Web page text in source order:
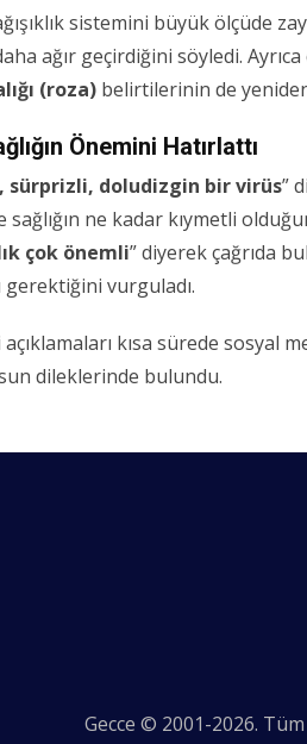
sistemini büyük ölçüde
ağır geçirdiğini söyledi.
(roza) belirtilerinin de
Önemini Hatırlattı
sürprizli, doludizgin bir virüs”
sağlığın ne kadar kıymetli
çok önemli” diyerek çağrıda
vurguladı.
kısa sürede sosyal
dileklerinde bulundu.
Gecce © 2001-2026.